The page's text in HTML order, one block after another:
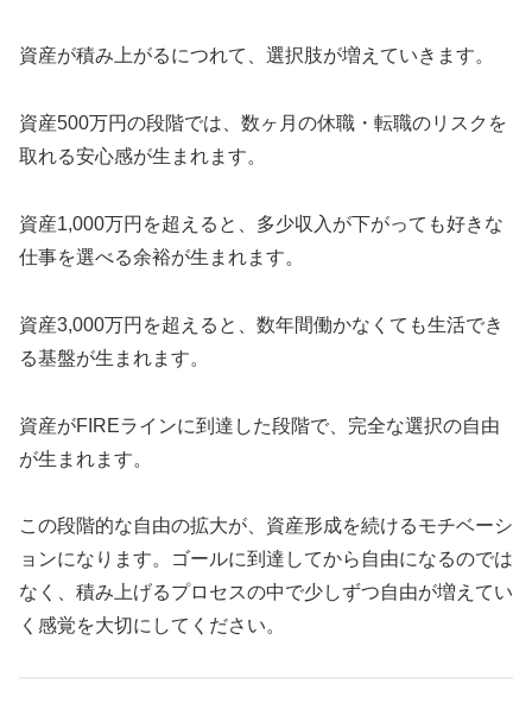
資産が積み上がるにつれて、選択肢が増えていきます。
資産500万円の段階では、数ヶ月の休職・転職のリスクを
取れる安心感が生まれます。
資産1,000万円を超えると、多少収入が下がっても好きな
仕事を選べる余裕が生まれます。
資産3,000万円を超えると、数年間働かなくても生活でき
る基盤が生まれます。
資産がFIREラインに到達した段階で、完全な選択の自由
が生まれます。
この段階的な自由の拡大が、資産形成を続けるモチベーシ
ョンになります。ゴールに到達してから自由になるのでは
なく、積み上げるプロセスの中で少しずつ自由が増えてい
く感覚を大切にしてください。